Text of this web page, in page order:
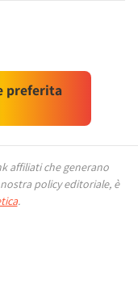
preferita
affiliati che generano
policy editoriale, è
.